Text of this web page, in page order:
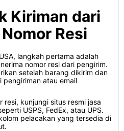
Kiriman dari
Resi
langkah pertama adalah
nomor resi dari pengirim.
setelah barang dikirim dan
atau email
resi, kunjungi situs resmi jasa
USPS, FedEx, atau UPS.
pelacakan yang tersedia di